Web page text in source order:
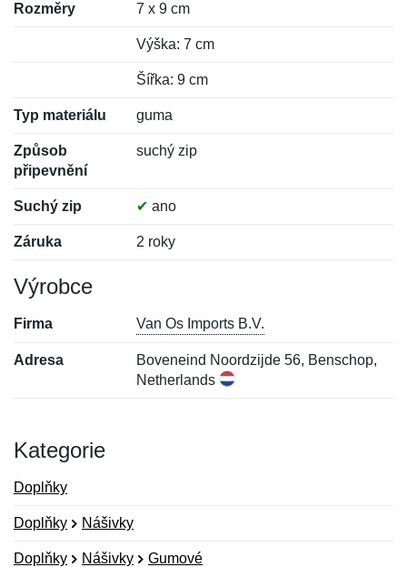
Rozměry 7 x 9 cm
Výška: 7 cm
Šířka: 9 cm
Typ materiálu guma
Způsob
připevnění
suchý zip
Suchý zip ✔ ano
Záruka 2 roky
Výrobce
Firma Van Os Imports B.V.
Adresa
Boveneind Noordzijde 56, Benschop,
Netherlands
Kategorie
Doplňky
Doplňky Nášivky
Doplňky Nášivky Gumové